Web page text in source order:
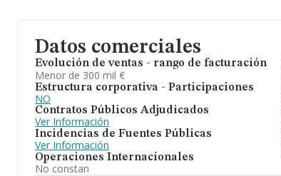
Datos comerciales
Evolución de ventas - rango de facturación
Menor de 300 mil €
Estructura corporativa - Participaciones
NO
Contratos Públicos Adjudicados
Ver Información
Incidencias de Fuentes Públicas
Ver Información
Operaciones Internacionales
No constan